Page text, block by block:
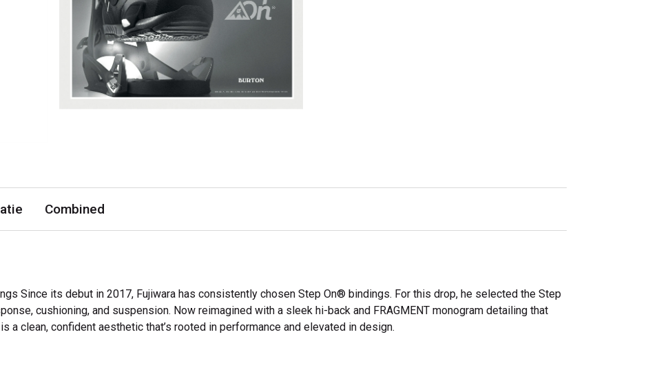
Combined
Since its debut in 2017, Fujiwara has consistently chosen Step On® bindings. For this drop, he selected the Step
cushioning, and suspension. Now reimagined with a sleek hi-back and FRAGMENT monogram detailing that
a clean, confident aesthetic that’s rooted in performance and elevated in design.